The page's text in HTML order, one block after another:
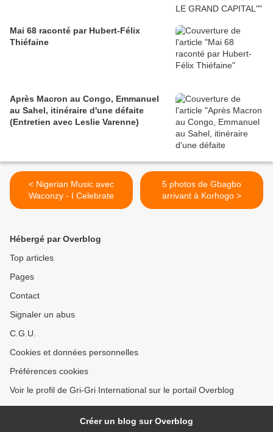
Mai 68 raconté par Hubert-Félix
Thiéfaine
Après Macron au Congo, Emmanuel
au Sahel, itinéraire d'une défaite
(Entretien avec Leslie Varenne)
< Nigerian Music avec
Waconzy - I Celebrate
5 photos de Gbagbo
arrivant à Korhogo >
Hébergé par Overblog
Top articles
Pages
Contact
Signaler un abus
C.G.U.
Cookies et données personnelles
Préférences cookies
Voir le profil de Gri-Gri International sur le portail Overblog
Créer un blog sur Overblog